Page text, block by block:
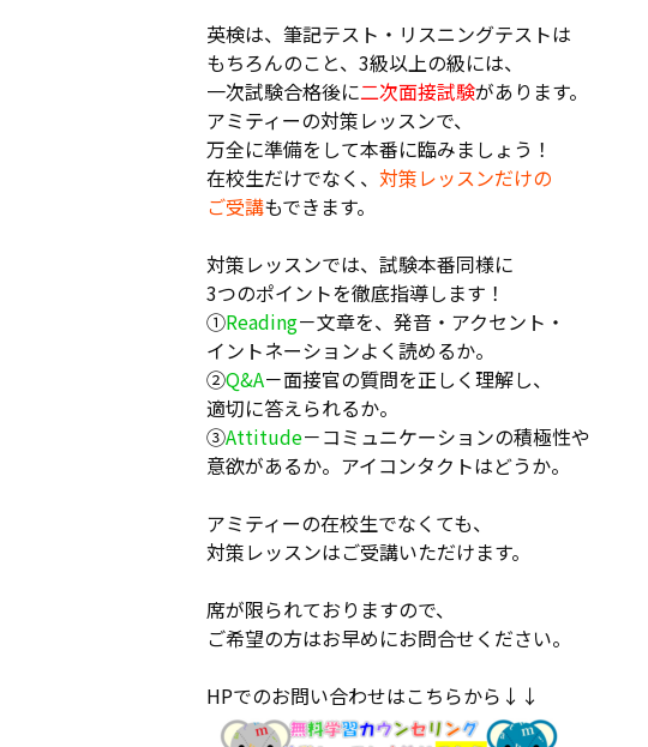
英検は、筆記テスト・リスニングテストは
もちろんのこと、3級以上の級には、
一次試験合格後に二次面接試験があります。
アミティーの対策レッスンで、
万全に準備をして本番に臨みましょう！
在校生だけでなく、 対策レッスンだけの
ご受講もできます。
対策レッスンでは、試験本番同様に
3つのポイントを徹底指導します！
➀Reading－文章を、発音・アクセント・
イントネーションよく読めるか。
➁Q&A－面接官の質問を正しく理解し、
適切に答えられるか。
➂Attitude－コミュニケーションの積極性や
意欲があるか。アイコンタクトはどうか。
アミティーの在校生でなくても、
対策レッスンはご受講いただけます。
席が限られておりますので、
ご希望の方はお早めにお問合せください。
HPでのお問い合わせはこちらから↓↓